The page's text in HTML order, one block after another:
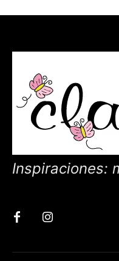
Inspiraciones: